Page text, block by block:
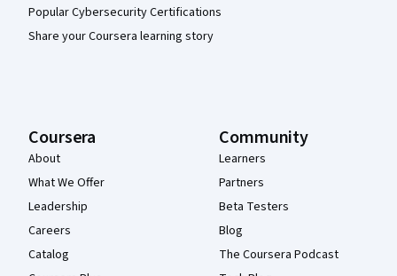
Popular Cybersecurity Certifications
Share your Coursera learning story
Coursera
About
What We Offer
Leadership
Careers
Catalog
Community
Learners
Partners
Beta Testers
Blog
The Coursera Podcast